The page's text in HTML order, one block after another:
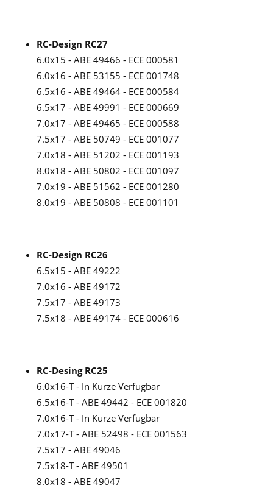
RC-Design RC27
6.0x15 - ABE 49466 - ECE 000581
6.0x16 - ABE 53155 - ECE 001748
6.5x16 - ABE 49464 - ECE 000584
6.5x17 - ABE 49991 - ECE 000669
7.0x17 - ABE 49465 - ECE 000588
7.5x17 - ABE 50749 - ECE 001077
7.0x18 - ABE 51202 - ECE 001193
8.0x18 - ABE 50802 - ECE 001097
7.0x19 - ABE 51562 - ECE 001280
8.0x19 - ABE 50808 - ECE 001101
RC-Design RC26
6.5x15 - ABE 49222
7.0x16 - ABE 49172
7.5x17 - ABE 49173
7.5x18 - ABE 49174 - ECE 000616
RC-Desing RC25
6.0x16-T - In Kürze Verfügbar
6.5x16-T - ABE 49442 - ECE 001820
7.0x16-T - In Kürze Verfügbar
7.0x17-T - ABE 52498 - ECE 001563
7.5x17 - ABE 49046
7.5x18-T - ABE 49501
8.0x18 - ABE 49047